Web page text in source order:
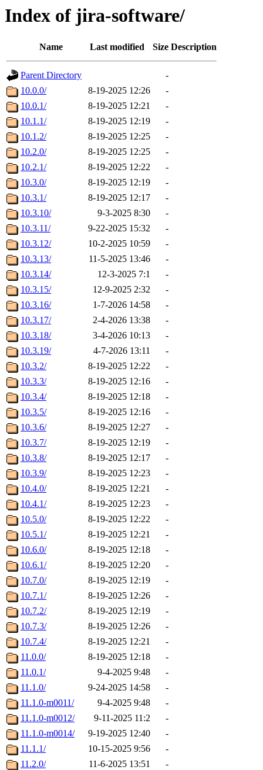
Index of jira-software/
Name Last modified Size Description
Parent Directory
-
10.0.0/
8-19-2025 12:26
-
10.0.1/
8-19-2025 12:21
-
10.1.1/
8-19-2025 12:19
-
10.1.2/
8-19-2025 12:25
-
10.2.0/
8-19-2025 12:25
-
10.2.1/
8-19-2025 12:22
-
10.3.0/
8-19-2025 12:19
-
10.3.1/
8-19-2025 12:17
-
10.3.10/
9-3-2025 8:30
-
10.3.11/
9-22-2025 15:32
-
10.3.12/
10-2-2025 10:59
-
10.3.13/
11-5-2025 13:46
-
10.3.14/
12-3-2025 7:1
-
10.3.15/
12-9-2025 2:32
-
10.3.16/
1-7-2026 14:58
-
10.3.17/
2-4-2026 13:38
-
10.3.18/
3-4-2026 10:13
-
10.3.19/
4-7-2026 13:11
-
10.3.2/
8-19-2025 12:22
-
10.3.3/
8-19-2025 12:16
-
10.3.4/
8-19-2025 12:18
-
10.3.5/
8-19-2025 12:16
-
10.3.6/
8-19-2025 12:27
-
10.3.7/
8-19-2025 12:19
-
10.3.8/
8-19-2025 12:17
-
10.3.9/
8-19-2025 12:23
-
10.4.0/
8-19-2025 12:21
-
10.4.1/
8-19-2025 12:23
-
10.5.0/
8-19-2025 12:22
-
10.5.1/
8-19-2025 12:21
-
10.6.0/
8-19-2025 12:18
-
10.6.1/
8-19-2025 12:20
-
10.7.0/
8-19-2025 12:19
-
10.7.1/
8-19-2025 12:26
-
10.7.2/
8-19-2025 12:19
-
10.7.3/
8-19-2025 12:26
-
10.7.4/
8-19-2025 12:21
-
11.0.0/
8-19-2025 12:18
-
11.0.1/
9-4-2025 9:48
-
11.1.0/
9-24-2025 14:58
-
11.1.0-m0011/
9-4-2025 9:48
-
11.1.0-m0012/
9-11-2025 11:2
-
11.1.0-m0014/
9-19-2025 12:40
-
11.1.1/
10-15-2025 9:56
-
11.2.0/
11-6-2025 13:51
-